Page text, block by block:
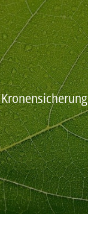
Kronensicherung